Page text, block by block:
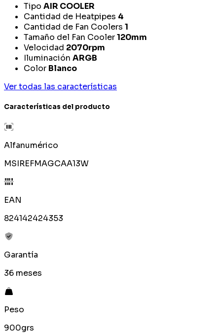
Tipo AIR COOLER
Cantidad de Heatpipes 4
Cantidad de Fan Coolers 1
Tamaño del Fan Cooler120mm
Velocidad 2070rpm
Iluminación ARGB
Color Blanco
Ver todas las características
Características del producto
Alfanumérico
MSIREFMAGCAA13W
EAN
824142424353
Garantía
36 meses
Peso
900grs